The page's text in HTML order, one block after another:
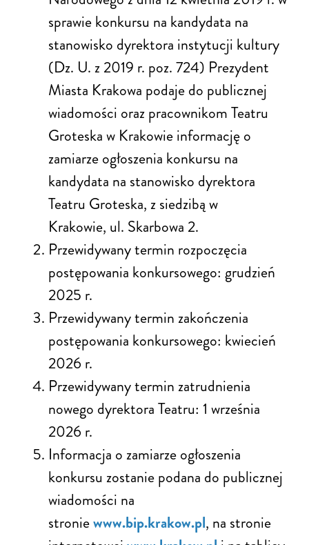
sprawie konkursu na kandydata na
stanowisko dyrektora instytucji kultury
(Dz. U. z 2019 r. poz. 724) Prezydent
Miasta Krakowa podaje do publicznej
wiadomości oraz pracownikom Teatru
Groteska w Krakowie informację o
zamiarze ogłoszenia konkursu na
kandydata na stanowisko dyrektora
Teatru Groteska, z siedzibą w
Krakowie, ul. Skarbowa 2.
Przewidywany termin rozpoczęcia
postępowania konkursowego: grudzień
2025 r.
Przewidywany termin zakończenia
postępowania konkursowego: kwiecień
2026 r.
Przewidywany termin zatrudnienia
nowego dyrektora Teatru: 1 września
2026 r.
Informacja o zamiarze ogłoszenia
konkursu zostanie podana do publicznej
wiadomości na
stroniewww.bip.krakow.pl, na stronie